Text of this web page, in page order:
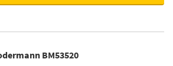
BM53520